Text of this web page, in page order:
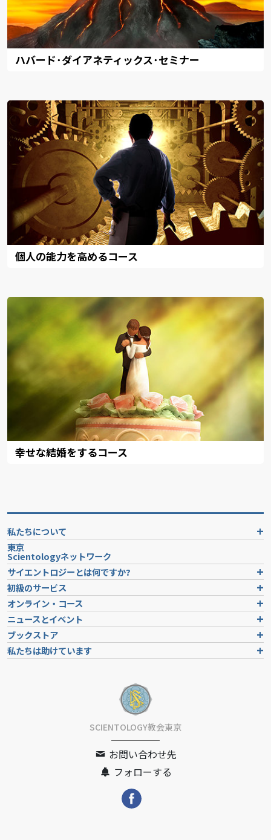
ハバード･ダイアネティックス･セミナー
個人の能力を高めるコース
幸せな結婚をするコース
私たちについて
東京
Scientologyネットワーク
サイエントロジーとは何ですか?
初級のサービス
オンライン・コース
ニュースとイベント
ブックストア
私たちは助けています
SCIENTOLOGY教会東京
お問い合わせ先
フォローする